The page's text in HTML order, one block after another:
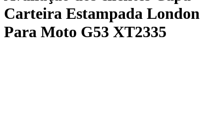
Carteira Estampada London
Para Moto G53 XT2335